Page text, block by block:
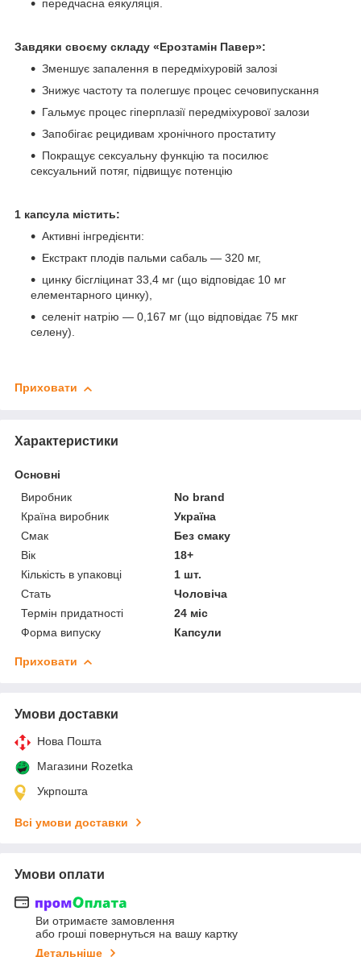
передчасна еякуляція.
Завдяки своєму складу «Ерозтамін Павер»:
Зменшує запалення в передміхуровій залозі
Знижує частоту та полегшує процес сечовипускання
Гальмує процес гіперплазії передміхурової залози
Запобігає рецидивам хронічного простатиту
Покращує сексуальну функцію та посилює
сексуальний потяг, підвищує потенцію
1 капсула містить:
Активні інгредієнти:
Екстракт плодів пальми сабаль — 320 мг,
цинку бісгліцинат 33,4 мг (що відповідає 10 мг
елементарного цинку),
селеніт натрію — 0,167 мг (що відповідає 75 мкг
селену).
Приховати
Характеристики
Основні
Виробник
No brand
Країна виробник
Україна
Смак
Без смаку
Вік
18+
Кількість в упаковці
1 шт.
Стать
Чоловіча
Термін придатності
24 міс
Форма випуску
Капсули
Приховати
Умови доставки
Нова Пошта
Магазини Rozetka
Укрпошта
Всі умови доставки
Умови оплати
Ви отримаєте замовлення
або гроші повернуться на вашу картку
Детальніше